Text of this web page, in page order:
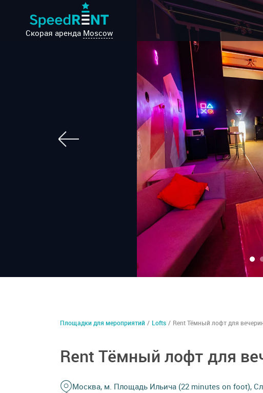
Скорая аренда Moscow
Площадки для мероприятий / Lofts / Rent Тёмный лофт для
Rent Тёмный лофт для
Москва, м. Площадь Ильича (22 minutes on foot),